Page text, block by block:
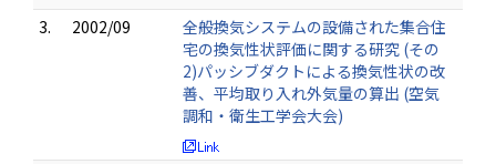
3.
2002/09
全般換気システムの設備された集合住
宅の換気性状評価に関する研究 (その
2)パッシブダクトによる換気性状の改
善、平均取り入れ外気量の算出 (空気
調和・衛生工学会大会)